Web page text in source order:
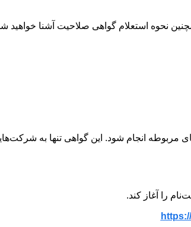
نحوه استعلام گواهی صلاحیت آشنا
انجام شود. این گواهی تنها به
را آغاز کند.